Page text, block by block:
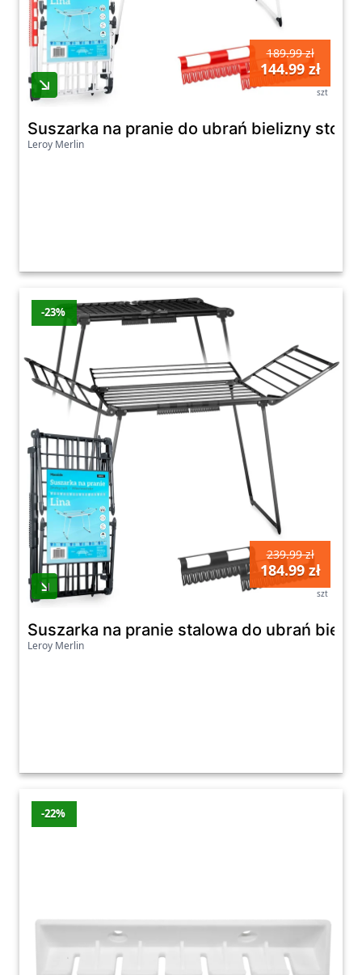
189.99 zł
144.99 zł
szt
Suszarka na pranie do ubrań bielizny
Leroy Merlin
-23%
239.99 zł
184.99 zł
szt
Suszarka na pranie stalowa do ubrań
Leroy Merlin
-22%